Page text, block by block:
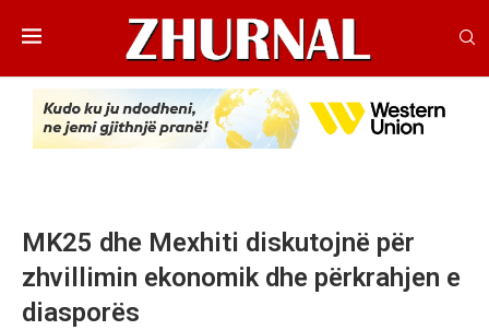
MK25 dhe Mexhiti diskutojnë për
zhvillimin ekonomik dhe përkrahjen e
diasporës